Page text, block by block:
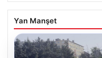
Yan Manşet